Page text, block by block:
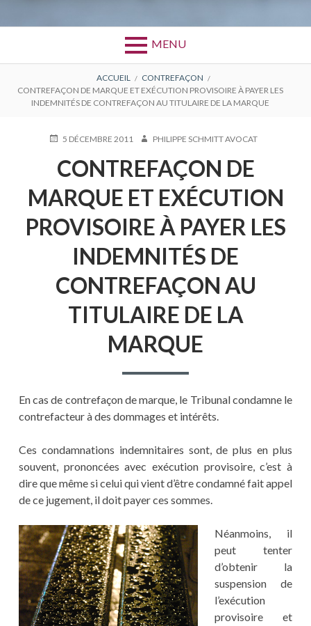
MENU
FIL
D'ARIANE
ACCUEIL
CONTREFAÇON
CONTREFAÇON DE MARQUE ET EXÉCUTION PROVISOIRE À PAYER LES
INDEMNITÉS DE CONTREFAÇON AU TITULAIRE DE LA MARQUE
PUBLIÉ5 DÉCEMBRE 2011 AUTEURPHILIPPE SCHMITT AVOCAT
CONTREFAÇON DE
MARQUE ET EXÉCUTION
PROVISOIRE À PAYER LES
INDEMNITÉS DE
CONTREFAÇON AU
TITULAIRE DE LA
MARQUE
En cas de contrefaçon de marque, le Tribunal condamne le
contrefacteur à des dommages et intérêts.
Ces condamnations indemnitaires sont, de plus en plus
souvent, prononcées avec exécution provisoire, c’est à
dire que même si celui qui vient d’être condamné fait appel
de ce jugement, il doit payer ces sommes.
Néanmoins, il
peut tenter
d’obtenir la
suspension de
l’exécution
provisoire et